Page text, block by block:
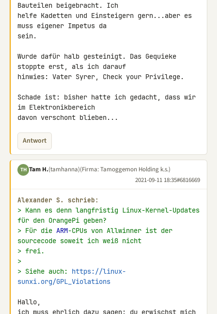
Bauteilen beigebracht. Ich
helfe Kadetten und Einsteigern gern...aber es
muss eigener Impetus da
sein.
Wurde dafür halb gesteinigt. Das Gequieke
stoppte erst, als ich darauf
hinwies: Vater Syrer, Check your Privilege.
Schade ist: bisher hatte ich gedacht, dass wir
im Elektronikbereich
davon verschont blieben...
Antwort
TH Tam H.(tamhanna)(Firma: Tamoggemon Holding k.s.)
2021-09-11 18:35#6816669
Alexander S. schrieb:
> Kann es denn langfristig Linux-Kernel-Updates
für den OrangePi geben?
> Für die ARM-CPUs von Allwinner ist der
sourcecode soweit ich weiß nicht
> frei.
>
> Siehe auch: https://linux-
sunxi.org/GPL_Violations
Hallo,
ich muss ehrlich dazu sagen: du erwischst mich